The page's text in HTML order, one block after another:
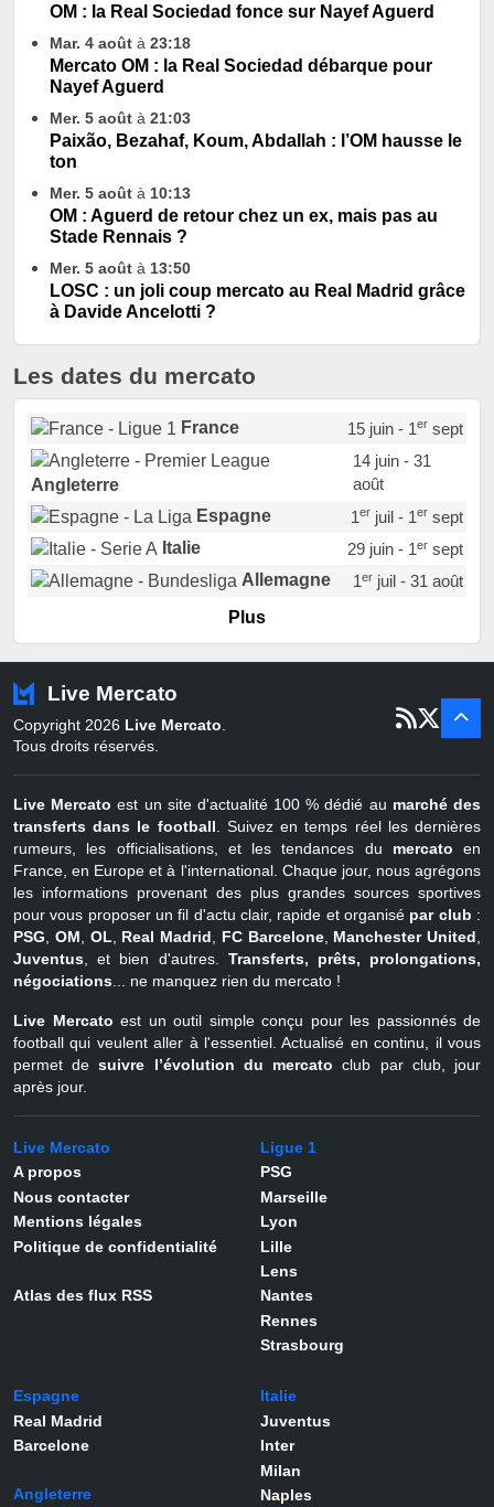
OM : la Real Sociedad fonce sur Nayef Aguerd
Mar. 4 août à 23:18
Mercato OM : la Real Sociedad débarque pour
Nayef Aguerd
Mer. 5 août à 21:03
Paixão, Bezahaf, Koum, Abdallah : l’OM hausse le
ton
Mer. 5 août à 10:13
OM : Aguerd de retour chez un ex, mais pas au
Stade Rennais ?
Mer. 5 août à 13:50
LOSC : un joli coup mercato au Real Madrid grâce
à Davide Ancelotti ?
Les dates du mercato
France 15 juin - 1ersept
Angleterre
14 juin - 31
août
Espagne
1erjuil - 1ersept
Italie
29 juin - 1ersept
Allemagne
1erjuil - 31 août
Portugal
Pays-Bas
22 juin - 2 sept
Belgique
juil - 31
Plus
Live Mercato
Copyright 2026 Live Mercato
Tous droits réservés.
Live Mercato est un site d'actualité 100 % dédié au marché des
transferts dans le football . Suivez en temps réel les dernières
rumeurs, les officialisations, et les tendances du mercato en
France, en Europe et à l'international. Chaque jour, nous agrégons
les informations provenant des plus grandes sources sportives
pour vous proposer un fil d'actu clair, rapide et organisé par club :
PSG
OM OL Real Madrid FC Barcelone, Manchester United
Juventus , et bien d'autres. Transferts, prêts, prolongations,
négociations ... ne manquez rien du mercato !
Live Mercato est un outil simple conçu pour les passionnés de
football qui veulent aller à l'essentiel. Actualisé en continu, il vous
permet desuivre l’évolution du mercato club par club, jour
après jour.
Live Mercato
A propos
Nous contacter
Mentions légales
Politique de confidentialité
Atlas des flux RSS
Ligue 1
PSG
Marseille
Lyon
Lille
Lens
Nantes
Rennes
Strasbourg
Espagne
Real Madrid
Barcelone
Angleterre
Italie
Juventus
Inter
Milan
Naples